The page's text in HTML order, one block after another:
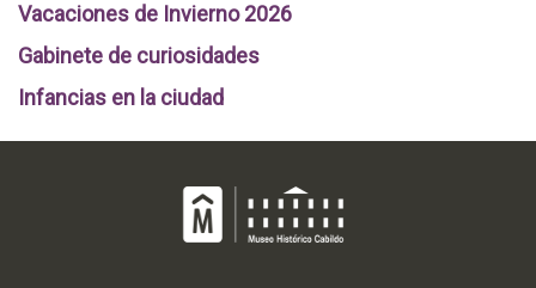
Vacaciones de Invierno 2026
Gabinete de curiosidades
Infancias en la ciudad